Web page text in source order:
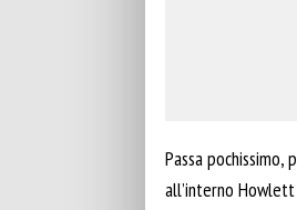
Passa pochissimo,
all’interno